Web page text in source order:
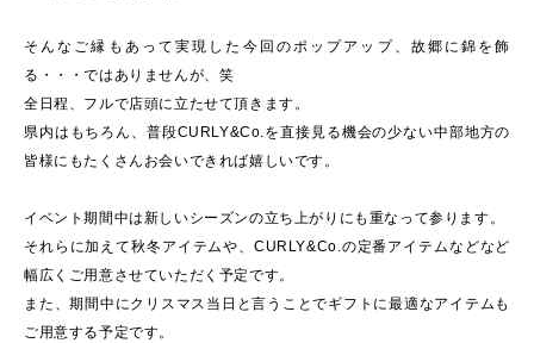
そんなご縁もあって実現した今回のポップアップ、故郷に錦を飾
る・・・ではありませんが、笑
全日程、フルで店頭に立たせて頂きます。
県内はもちろん、普段CURLY&Co.を直接見る機会の少ない中部地方の
皆様にもたくさんお会いできれば嬉しいです。
イベント期間中は新しいシーズンの立ち上がりにも重なって参ります。
それらに加えて秋冬アイテムや、CURLY&Co.の定番アイテムなどなど
幅広くご用意させていただく予定です。
また、期間中にクリスマス当日と言うことでギフトに最適なアイテムも
ご用意する予定です。